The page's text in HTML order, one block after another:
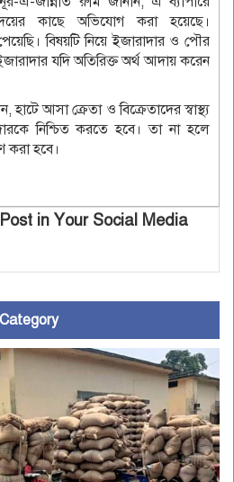
কাছে অভিযোগ করা হয়েছে।
বিষয়টি নিয়ে ইজারাদার ও পৌর
যদি অতিরিক্ত অর্থ আদায় করেন
হাটে আসা ক্রেতা ও বিক্রেতাদের স্বাস্থ্য
নিশ্চিত করতে হবে। তা না হলে
করা হবে।
in Your Social Media